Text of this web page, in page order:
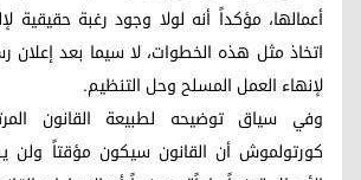
أعمالها، مؤكداً أنه لولا وجود رغبة حقيقية
اتخاذ مثل هذه الخطوات، لا سيما بعد إعلان
لإنهاء العمل المسلح وحل التنظيم.
وفي سياق توضيحه لطبيعة القانون
كورتولموش أن القانون سيكون مؤقتاً